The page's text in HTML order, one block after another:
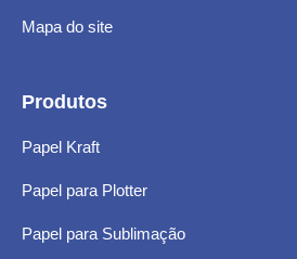
Mapa do site
Produtos
Papel Kraft
Papel para Plotter
Papel para Sublimação